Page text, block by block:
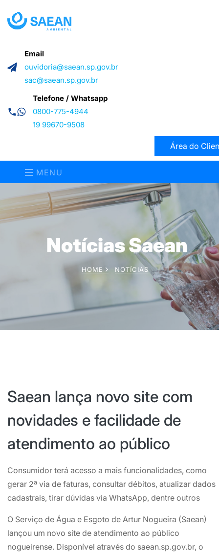
Email
ouvidoria@saean.sp.gov.br
sac@saean.sp.gov.br
Telefone / Whatsapp
0800-775-4944
19 99670-9508
Área do
MENU
Notícias Saean
HOME NOTÍCIAS
Saean lança novo site com
novidades e facilidade de
atendimento ao público
Consumidor terá acesso a mais funcionalidades, como
gerar 2ª via de faturas, consultar débitos, atualizar dados
cadastrais, tirar dúvidas via WhatsApp, dentre outros
O Serviço de Água e Esgoto de Artur Nogueira (Saean)
lançou um novo site de atendimento ao público
nogueirense. Disponível através do saean.sp.gov.br, o